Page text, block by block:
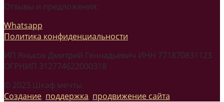
Отзывы и предложения:
Whatsapp
Политика конфиденциальности
ИП Яньков Дмитрий Геннадьевич ИНН 771870831123
ОГРНИП 312774622000318
© 2023 Шкаф мечты
Создание, поддержка, продвижение сайта